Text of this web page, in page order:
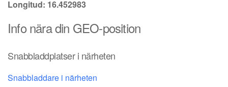
Longitud: 16.452983
Info nära din GEO-position
Snabbladdplatser i närheten
Snabbladdare i närheten